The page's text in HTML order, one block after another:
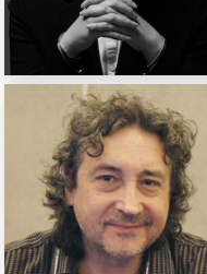
Réalisateur (Corée)
Si Hyun Moon